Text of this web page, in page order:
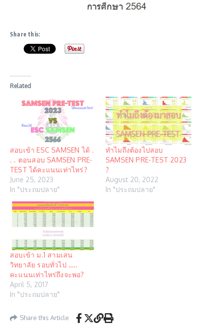
Share this:
Related
สอบเข้า ESC SAMSEN ได้ .
. . ตอนสอบ SAMSEN PRE-
TEST ได้คะแนนเท่าไหร่?
June 25, 2023
In "ประถมปลาย"
ทำไมถึงต้องไปสอบ
SAMSEN PRE-TEST 2023
?
August 20, 2022
In "ประถมปลาย"
สอบเข้า ม.1 สามเสน
วิทยาลัย รอบทั่วไป …..
คะแนนเท่าไหร่ถึงจะพอ?
April 5, 2017
In "ประถมปลาย"
Share this Article